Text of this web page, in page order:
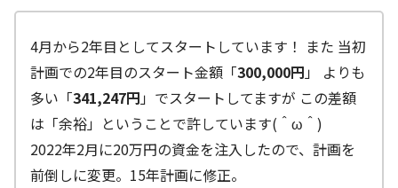
4月から2年目としてスタートしています！ また 当初
計画での2年目のスタート金額「300,000円」 よりも
多い「341,247円」でスタートしてますが この差額
は「余裕」ということで許しています(＾ω＾)
2022年2月に20万円の資金を注入したので、計画を
前倒しに変更。15年計画に修正。